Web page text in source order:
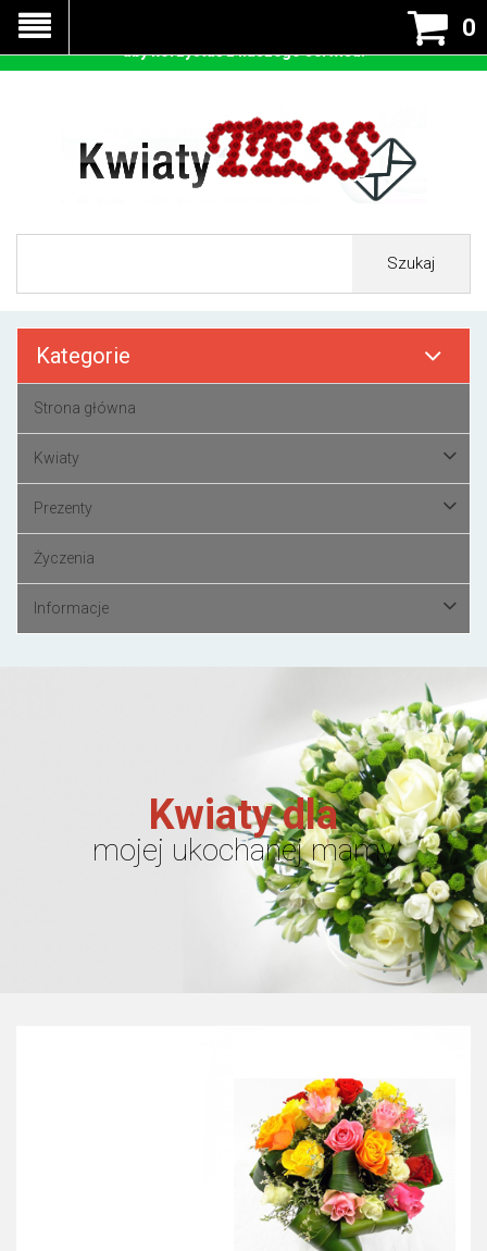
0
Szukaj
Kategorie
Strona główna
Kwiaty
Prezenty
Życzenia
Informacje
Kwiaty dla
mojej ukochanej mamy
Nasza strona korzysta z cookies - czyli tzw ciastek w celu
prawidłowego działania. Zaakceptuj przyjmowanie cookies
aby korzystać z naszego serwisu.